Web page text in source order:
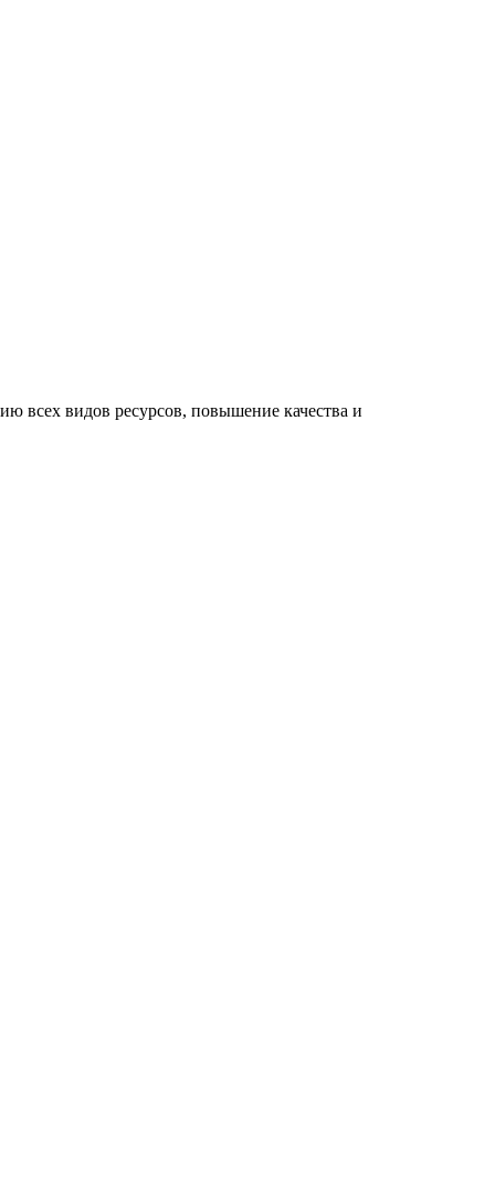
всех видов ресурсов, повышение качества и